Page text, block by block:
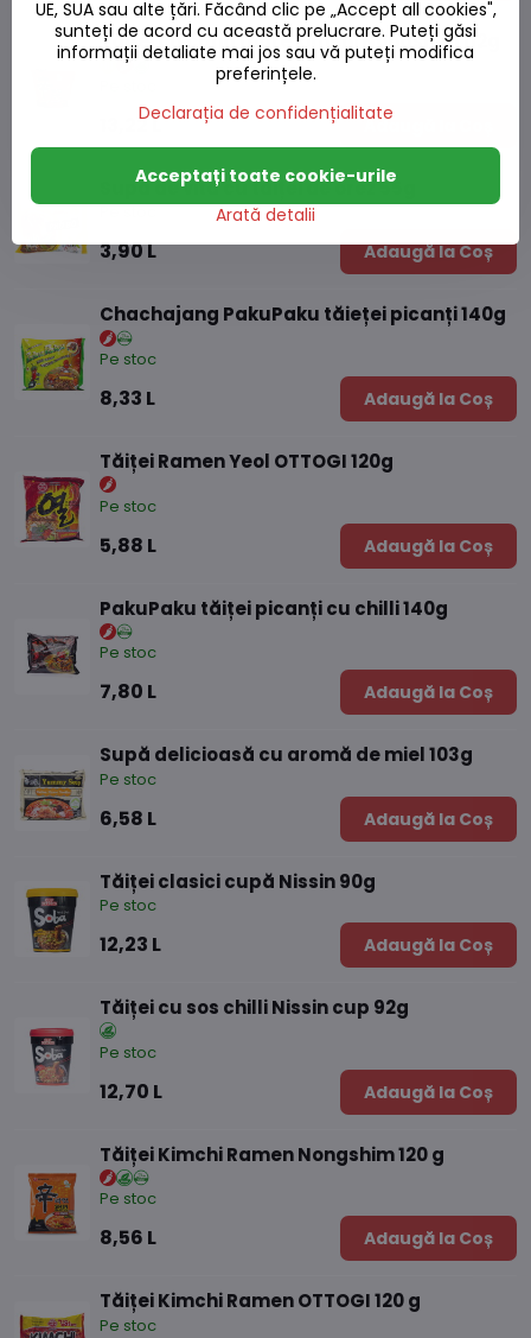
Tăiței cu cană mare kimchi Nongshim 112g
13,22 L Adaugă la Coș
Supă de vită cu tăiței de orez 55g
Pe stoc
3,90 L Adaugă la Coș
Chachajang PakuPaku tăieței picanți 140g
Pe stoc
8,33 L Adaugă la Coș
Tăiței Ramen Yeol OTTOGI 120g
Pe stoc
5,88 L Adaugă la Coș
PakuPaku tăiței picanți cu chilli 140g
Pe stoc
7,80 L Adaugă la Coș
Supă delicioasă cu aromă de miel 103g
Pe stoc
6,58 L Adaugă la Coș
Tăiței clasici cupă Nissin 90g
Pe stoc
12,23 L Adaugă la Coș
Tăiței cu sos chilli Nissin cup 92g
Pe stoc
12,70 L Adaugă la Coș
Tăiței Kimchi Ramen Nongshim 120 g
Pe stoc
8,56 L Adaugă la Coș
Tăiței Kimchi Ramen OTTOGI 120 g
Pe stoc
UE, SUA sau alte țări. Făcând clic pe „Accept all cookies",
sunteți de acord cu această prelucrare. Puteți găsi
informații detaliate mai jos sau vă puteți modifica
preferințele.
Declarația de confidențialitate
Arată detalii
Acceptați toate cookie-urile